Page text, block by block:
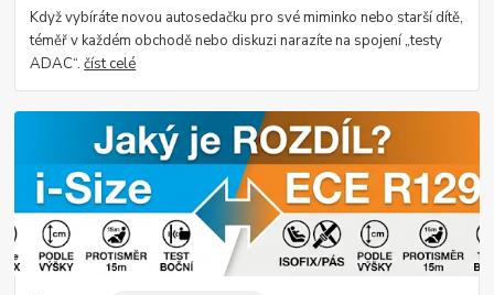
Když vybíráte novou autosedačku pro své miminko nebo starší dítě,
téměř v každém obchodě nebo diskuzi narazíte na spojení „testy
ADAC“.číst celé